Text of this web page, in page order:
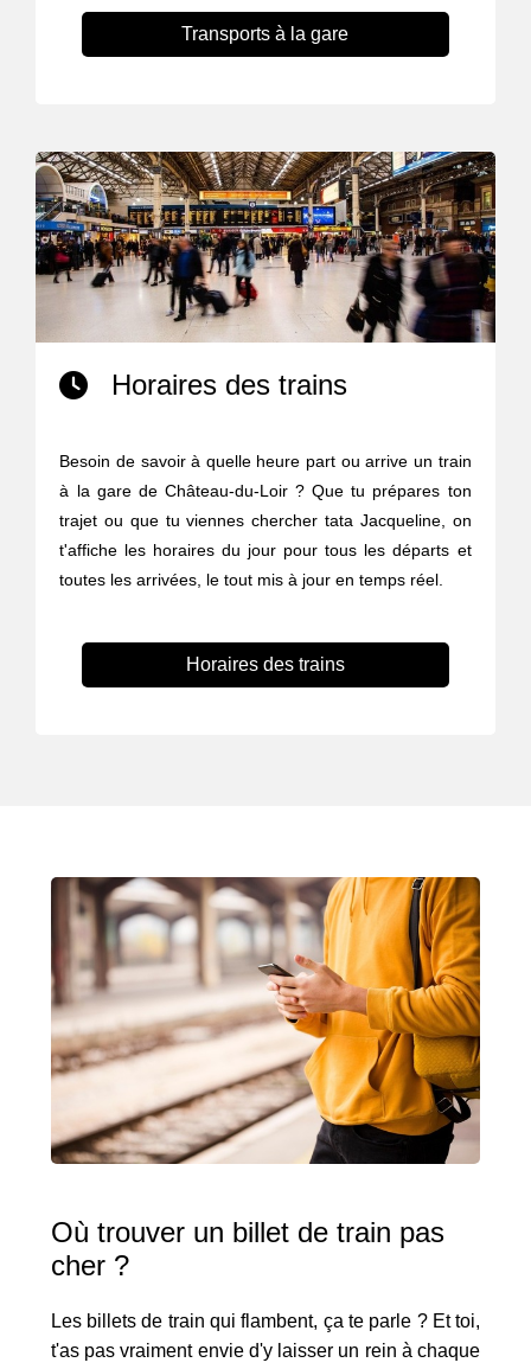
Transports à la gare
Horaires des trains
Besoin de savoir à quelle heure part ou arrive un train
à la gare de Château-du-Loir ? Que tu prépares ton
trajet ou que tu viennes chercher tata Jacqueline, on
t'affiche les horaires du jour pour tous les départs et
toutes les arrivées, le tout mis à jour en temps réel.
Horaires des trains
Où trouver un billet de train pas
cher ?
Les billets de train qui flambent, ça te parle ? Et toi,
t'as pas vraiment envie d'y laisser un rein à chaque